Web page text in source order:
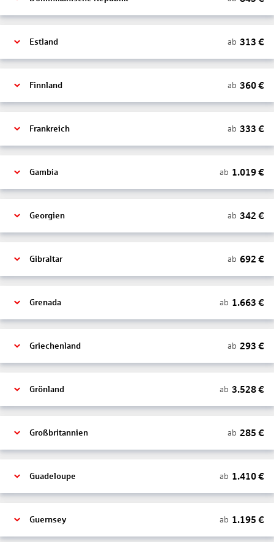
Estland ab 313 €
Finnland ab 360€
Frankreich ab 333 €
Gambia ab 1.019€
Georgien ab 342 €
Gibraltar ab 692 €
Grenada ab 1.663 €
Griechenland ab 293 €
Grönland ab 3.528€
Großbritannien ab 285 €
Guadeloupe ab 1.410€
Guernsey ab 1.195 €